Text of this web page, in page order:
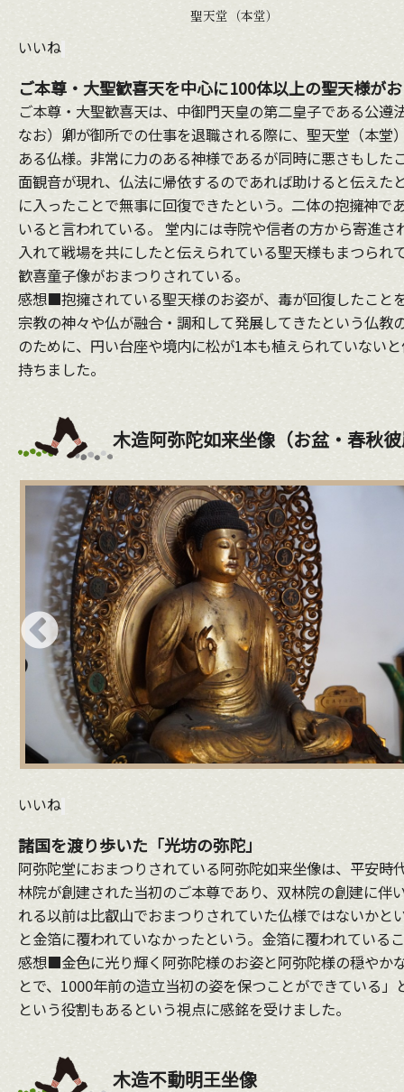
聖天堂（本堂）
いいね
ご本尊・大聖歓喜天を中心に100体以上の聖天様が
ご本尊・大聖歓喜天は、中御門天皇の第二皇子である公
なお）卿が御所での仕事を退職される際に、聖天堂（本
ある仏様。非常に力のある神様であるが同時に悪さもし
面観音が現れ、仏法に帰依するのであれば助けると伝え
に入ったことで無事に回復できたという。二体の抱擁神
いると言われている。 堂内には寺院や信者の方から寄進
入れて戦場を共にしたと伝えられている聖天様もまつら
歓喜童子像がおまつりされている。
感想■抱擁されている聖天様のお姿が、毒が回復したこと
宗教の神々や仏が融合・調和して発展してきたという仏
のために、円い台座や境内に松が1本も植えられていない
持ちました。
木造阿弥陀如来坐像（お盆・春秋
いいね
諸国を渡り歩いた「光坊の弥陀」
阿弥陀堂におまつりされている阿弥陀如来坐像は、平安
林院が創建された当初のご本尊であり、双林院の創建に
れる以前は比叡山でおまつりされていた仏様ではないか
と金箔に覆われていなかったという。金箔に覆われてい
感想■金色に光り輝く阿弥陀様のお姿と阿弥陀様の穏やか
とで、1000年前の造立当初の姿を保つことができている
という役割もあるという視点に感銘を受けました。
木造不動明王坐像